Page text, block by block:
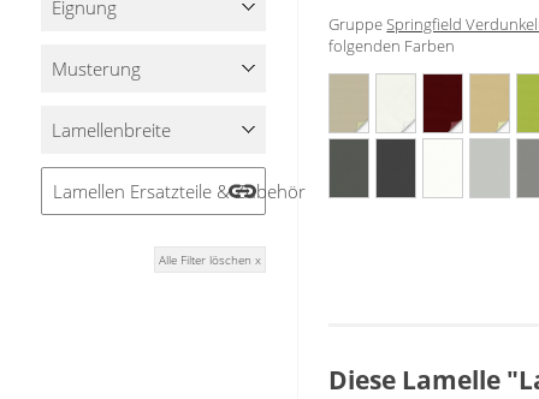
Stoffe
Panneaux
Eignung
Musterung
Lamellenbreite
Lamellen Ersatzteile & Zubehör
Alle Filter löschen x
GruppeSpringfield
folgenden Farben
Diese Lamelle